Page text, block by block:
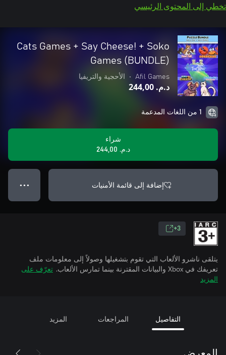
تخطي إلى المحتوى الرئيسي
Cats Games + Say Cheese! + Soko
Games (BUNDLE)
Afil Games
• الأحجية والتريفيا
د.م.‏ 244,00
1 من اللغات المدعمة
شراء
د.م.‏ 244,00
إضافة إلى قائمة الأمنيات ● ● ●
3+
يتلقى ناشرو الألعاب التي تقوم بتشغيلها وصولاً إلى معلومات ملف
تعريفك في Xbox والبيانات المقترنة بينما تمارس الألعاب.
تعرّف على
المزيد
التفاصيل المراجعات المزيد